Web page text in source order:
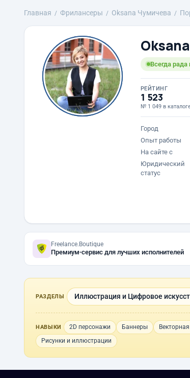
Главная Фрилансеры Oksana Чумичева
Всегда
РЕЙТИНГ
1 523
№ 1 049 в
Город
Опыт работы
На сайте с
Юридический
статус
Freelance.Boutique
Премиум-сервис для лучших исполнителей
РАЗДЕЛЫ Иллюстрация и Цифровое
НАВЫКИ 2D персонажи Баннеры
Рисунки и иллюстрации